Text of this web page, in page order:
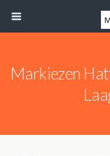
Markiezen